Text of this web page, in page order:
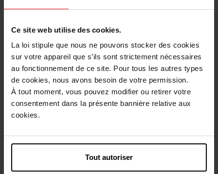
Ce site web utilise des cookies.
La loi stipule que nous ne pouvons stocker des cookies
sur votre appareil que s’ils sont strictement nécessaires
au fonctionnement de ce site. Pour tous les autres types
de cookies, nous avons besoin de votre permission.
À tout moment, vous pouvez modifier ou retirer votre
consentement dans la présente bannière relative aux
cookies.
Tout autoriser
Avis client